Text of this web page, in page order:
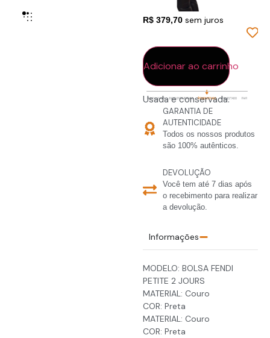
R$ 3.797,00 em 10x de
R$ 379,70sem juros
Adicionar ao carrinho
Usada e conservada.
GARANTIA DE
AUTENTICIDADE
Todos os nossos produtos
são 100% autênticos.
DEVOLUÇÃO
Você tem até 7 dias após
o recebimento para realizar
a devolução.
Informações
MODELO: BOLSA FENDI
PETITE 2 JOURS
MATERIAL: Couro
COR: Preta
MATERIAL: Couro
COR: Preta